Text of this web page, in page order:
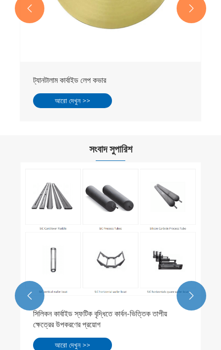
ট্যানটালাম কার্বাইড লেপ কভার
আরো দেখুন >>
 
সংবাদ সুপারিশ
সিলিকন কার্বাইড স্ফটিক বৃদ্ধিতে কার্বন-ভিত্তিক তাপীয়
ক্ষেত্রের উপকরণের প্রয়োগ
আরো দেখুন >>
 